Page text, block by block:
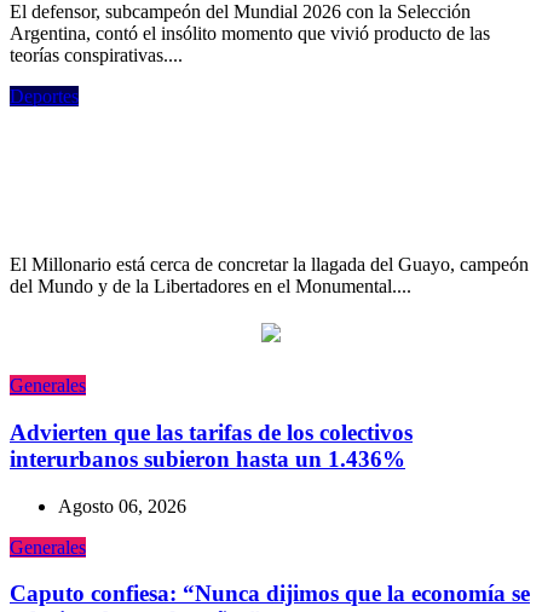
El defensor, subcampeón del Mundial 2026 con la Selección
Argentina, contó el insólito momento que vivió producto de las
teorías conspirativas....
Deportes
El Millonario está cerca de concretar la llagada del Guayo, campeón
del Mundo y de la Libertadores en el Monumental....
Generales
Advierten que las tarifas de los colectivos
interurbanos subieron hasta un 1.436%
Agosto 06, 2026
Generales
Caputo confiesa: “Nunca dijimos que la economía se